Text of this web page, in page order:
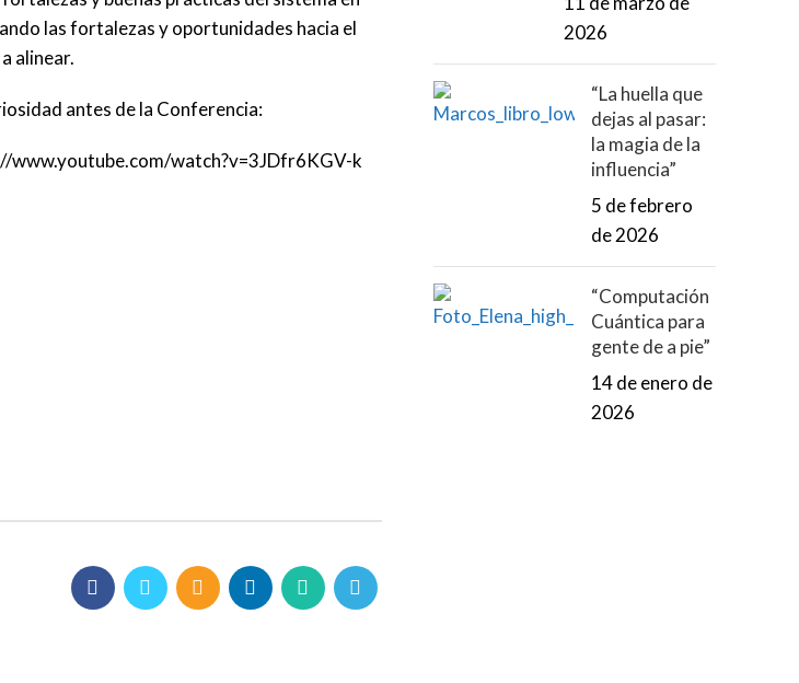
las fortalezas y oportunidades hacia el
alinear.
antes de la Conferencia:
www.youtube.com/watch?v=3JDfr6KGV-k
2026
“La huella que
dejas al pasar:
la magia de la
influencia”
5 de febrero
de 2026
“Computación
Cuántica para
gente de a pie”
14 de enero de
2026